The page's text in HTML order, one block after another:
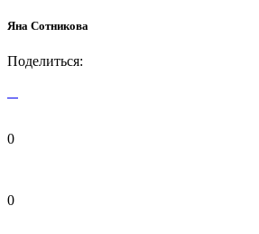
Яна Сотникова
Поделиться:
0
0